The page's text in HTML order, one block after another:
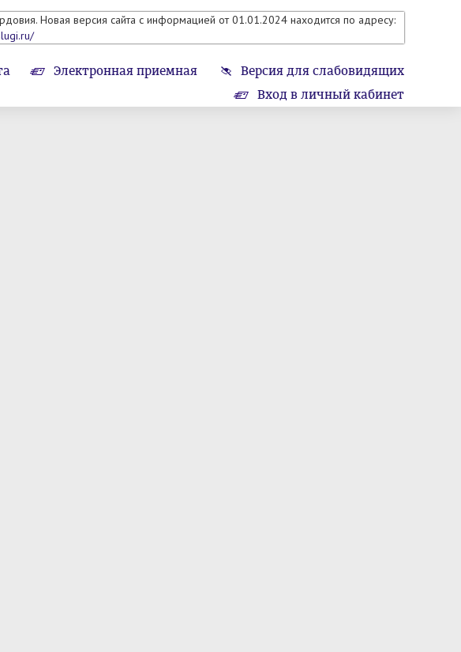
Новая версия сайта с информацией от 01.01.2024 находится по адресу:
Электронная приемная
Версия для слабовидящих
Вход в личный кабинет